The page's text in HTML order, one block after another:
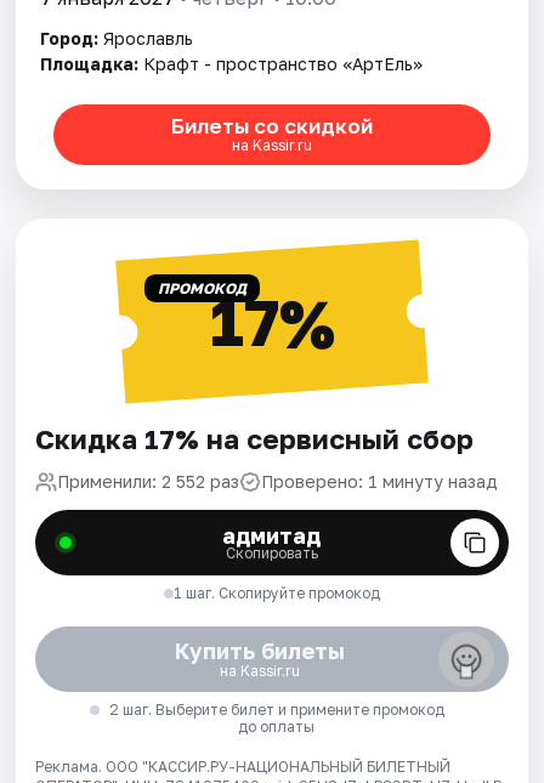
Город: Ярославль
Площадка: Крафт - пространство «АртЕль»
Билеты со скидкой
на Kassir.ru
ПРОМОКОД17%
Скидка 17% на сервисный сбор
Применили: 2 552 раз Проверено: 1 минуту назад
адмитад
Скопировать
1 шаг. Скопируйте промокод
Купить билеты
на Kassir.ru
2 шаг. Выберите билет и примените промокод
до оплаты
Реклама. ООО "КАССИР.РУ-НАЦИОНАЛЬНЫЙ БИЛЕТНЫЙ